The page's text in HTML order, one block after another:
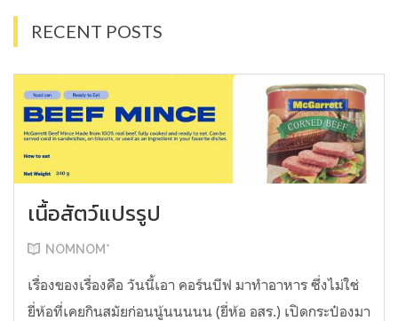
RECENT POSTS
เนื้อสัตว์แปรรูป
NOMNOM*
เรื่องของเรื่องคือ วันนี้เอา คอร์นบีฟ มาทำอาหาร ซึ่งไม่ใช่
ยี่ห้อที่เคยกินสมัยก่อนนู้นนนนน (ยี่ห้อ อสร.) เปิดกระป๋องมา